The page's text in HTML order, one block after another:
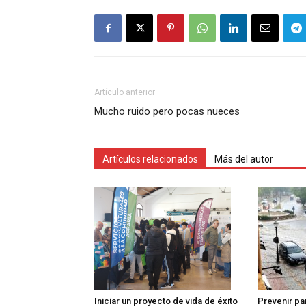
Artículo anterior
Mucho ruido pero pocas nueces
Artículos relacionados Más del autor
Iniciar un proyecto de vida de éxito Prevenir